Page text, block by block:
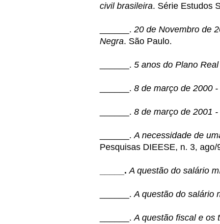
civil brasileira. Série Estudos
______. 20 de Novembro de
Negra. São Paulo.
______.5 anos do Plano
______.8 de março de 2000
______.8 de março de 2001
______.A necessidade de
Pesquisas DIEESE, n. 3,
_____. A questão do salário
______.A questão do salário
______. A questão fiscal e os